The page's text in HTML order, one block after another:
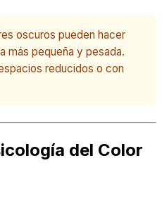
oscuros pueden hacer
más pequeña y pesada.
reducidos o con
del Color